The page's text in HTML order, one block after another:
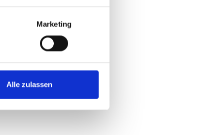
Marketing
Alle zulassen